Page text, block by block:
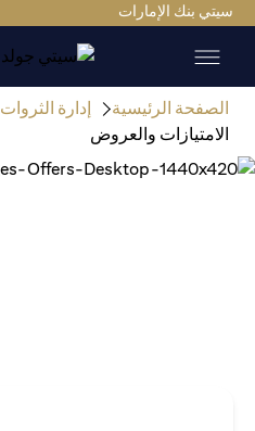
سيتي بنك الإمارات
الصفحة الرئيسية إدارة الثروات
الامتيازات والعروض